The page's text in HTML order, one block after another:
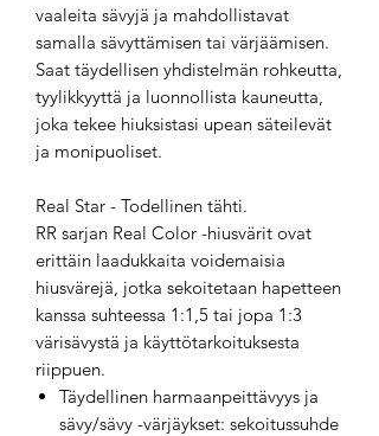
vaaleita sävyjä ja mahdollistavat
samalla sävyttämisen tai värjäämisen.
Saat täydellisen yhdistelmän rohkeutta,
tyylikkyyttä ja luonnollista kauneutta,
joka tekee hiuksistasi upean säteilevät
ja monipuoliset.
Real Star - Todellinen tähti.
RR sarjan Real Color -hiusvärit ovat
erittäin laadukkaita voidemaisia
hiusvärejä, jotka sekoitetaan hapetteen
kanssa suhteessa 1:1,5 tai jopa 1:3
värisävystä ja käyttötarkoituksesta
riippuen.
Täydellinen harmaanpeittävyys ja
sävy/sävy -värjäykset: sekoitussuhde